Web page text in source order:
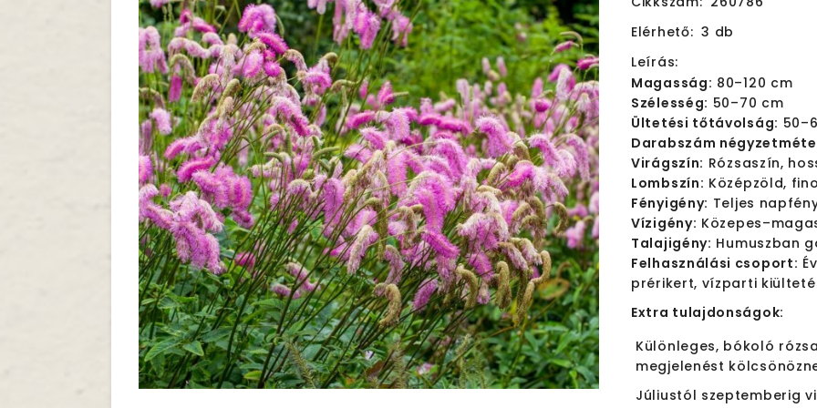
Elérhető: 3 db
Leírás:
Magasság: 80–120 cm
Szélesség: 50–70 cm
Ültetési tőtávolság:
Darabszám
Virágszín: Rózsaszín,
Lombszín: Középzöld,
Fényigény: Teljes
Vízigény:
Talajigény: Humuszban
Felhasználási csoport:
prérikert, vízparti
Extra tulajdonságok:
Különleges, bókoló
megjelenést
Júliustól szeptemberig